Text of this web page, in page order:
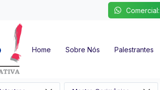
Home Sobre Nós Palestrantes